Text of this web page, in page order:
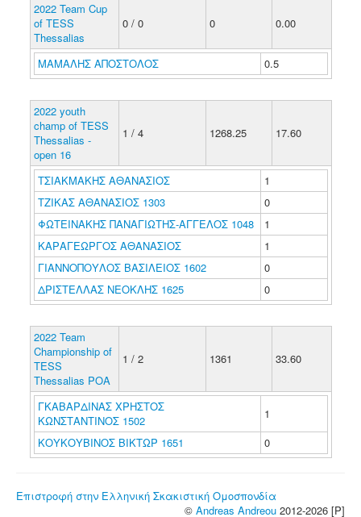
2022 Team Cup
of TESS
Thessalias
0 / 0 0 0.00
ΜΑΜΑΛΗΣ ΑΠΟΣΤΟΛΟΣ 0.5
2022 youth
champ of TESS
Thessalias -
open 16
1 / 4 1268.25 17.60
ΤΣΙΑΚΜΑΚΗΣ ΑΘΑΝΑΣΙΟΣ
1
ΤΖΙΚΑΣ ΑΘΑΝΑΣΙΟΣ 1303
0
ΦΩΤΕΙΝΑΚΗΣ ΠΑΝΑΓΙΩΤΗΣ-ΑΓΓΕΛΟΣ 1048
1
ΚΑΡΑΓΕΩΡΓΟΣ ΑΘΑΝΑΣΙΟΣ
1
ΓΙΑΝΝΟΠΟΥΛΟΣ ΒΑΣΙΛΕΙΟΣ 1602
0
ΔΡΙΣΤΕΛΛΑΣ ΝΕΟΚΛΗΣ 1625
0
2022 Team
Championship of
TESS
Thessalias POA
1 / 2 1361 33.60
ΓΚΑΒΑΡΔΙΝΑΣ ΧΡΗΣΤΟΣ
ΚΩΝΣΤΑΝΤΙΝΟΣ 1502
1
ΚΟΥΚΟΥΒΙΝΟΣ ΒΙΚΤΩΡ 1651
0
Επιστροφή στην Ελληνική Σκακιστική Ομοσπονδία
© Andreas Andreou 2012-2026 [P]